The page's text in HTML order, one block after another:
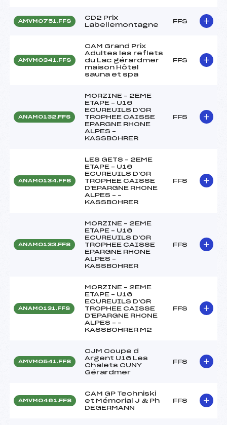
AMVM0751.FFS
CD2 Prix
Labellemontagne
FFS
AMVM0341.FFS
CAM Grand Prix
Adultes les reflets
du Lac gérardmer
maison Hôtel
sauna et spa
FFS
ANAM0132.FFS
MORZINE – 2EME
ETAPE – U16
ECUREUILS D'OR
TROPHEE CAISSE
EPARGNE RHONE
ALPES –
KASSBOHRER
FFS
ANAM0134.FFS
LES GETS – 2EME
ETAPE – U16
ECUREUILS D'OR
TROPHEE CAISSE
D'EPARGNE RHONE
ALPES – –
KASSBOHRER
FFS
ANAM0133.FFS
MORZINE – 2EME
ETAPE – U16
ECUREUILS D'OR
TROPHEE CAISSE
EPARGNE RHONE
ALPES –
KASSBOHRER
FFS
ANAM0131.FFS
MORZINE – 2EME
ETAPE – U16
ECUREUILS D'OR
TROPHEE CAISSE
D'EPARGNE RHONE
ALPES – –
KASSBOHRER M2
FFS
AMVM0541.FFS
CJM Coupe d
Argent U16 Les
Chalets CUNY
Gérardmer
FFS
AMVM0461.FFS
CAM GP Techniski
et Mémorial J & Ph
DEGERMANN
FFS